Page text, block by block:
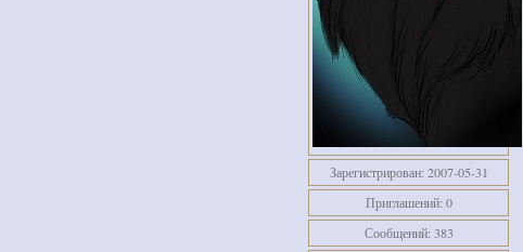
Зарегистрирован: 2007-05-31
Приглашений: 0
Сообщений: 383